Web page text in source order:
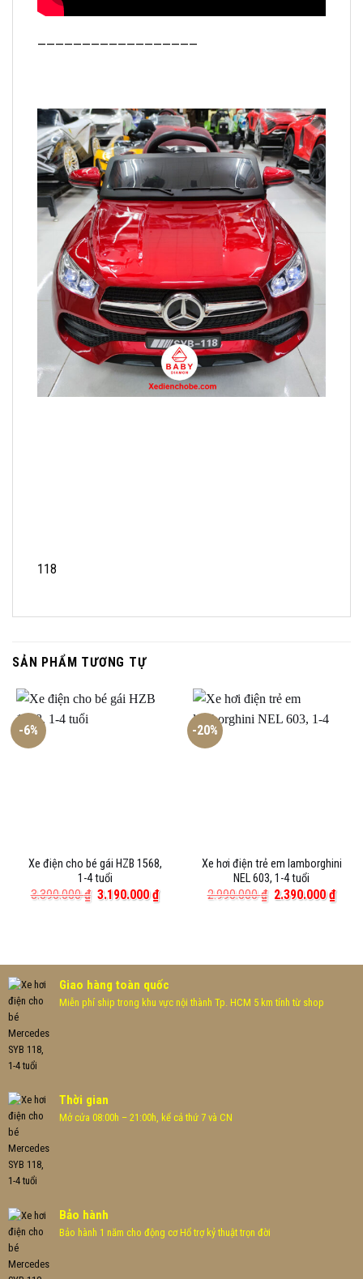
——————————————————
118
SẢN PHẨM TƯƠNG TỰ
-6%
Xe điện cho bé gái HZB 1568,
1-4 tuổi
3.390.000₫ Giá
3.190.000₫Giá
hiện
-20%
Xe hơi điện trẻ em lamborghini
NEL 603, 1-4 tuổi
2.990.000₫ Giá
2.390.000₫Giá
hiện
Giao hàng toàn quốc
Miễn phí ship trong khu vực nội thành Tp. HCM 5 km tính từ shop
Thời gian
Mở cửa 08:00h – 21:00h, kể cả thứ 7 và CN
Bảo hành
Bảo hành 1 năm cho động cơ Hổ trợ kỷ thuật trọn đời